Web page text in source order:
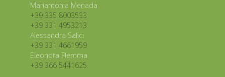
Mariantonia Menada
+39 335 8003533
+39 331 4953213
Alessandra Salici
+39 331 4661959
Eleonora Flemma
+39 366 5441625